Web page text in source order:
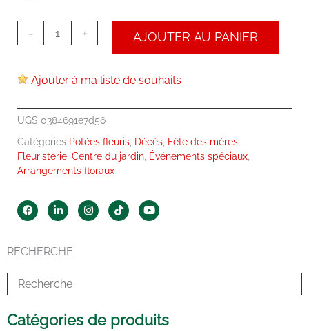
RECHERCHE
Catégories de produits
- + AJOUTER AU PANIER
Ajouter à ma liste de souhaits
UGS 0384691e7d56
Catégories Potées fleuris, Décès, Fête des mères,
Fleuristerie, Centre du jardin, Événements spéciaux,
Arrangements floraux
F
a
c
b
o
k
L
i
n
e
d
n
-
i
I
n
s
a
T
i
k
Y
o
u